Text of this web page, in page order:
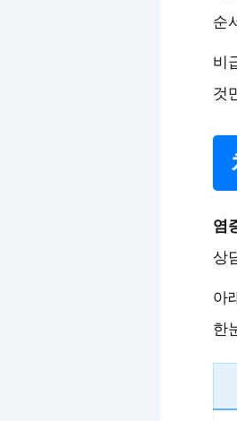
순
비
것
염
상
아
한